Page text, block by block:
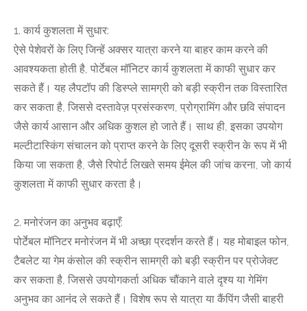
1. कार्य कुशलता में सुधार:
ऐसे पेशेवरों के लिए जिन्हें अक्सर यात्रा करने या बाहर काम करने की
आवश्यकता होती है, पोर्टेबल मॉनिटर कार्य कुशलता में काफी सुधार कर
सकते हैं। यह लैपटॉप की डिस्प्ले सामग्री को बड़ी स्क्रीन तक विस्तारित
कर सकता है, जिससे दस्तावेज़ प्रसंस्करण, प्रोग्रामिंग और छवि संपादन
जैसे कार्य आसान और अधिक कुशल हो जाते हैं। साथ ही, इसका उपयोग
मल्टीटास्किंग संचालन को प्राप्त करने के लिए दूसरी स्क्रीन के रूप में भी
किया जा सकता है, जैसे रिपोर्ट लिखते समय ईमेल की जांच करना, जो कार्य
कुशलता में काफी सुधार करता है।
2. मनोरंजन का अनुभव बढ़ाएँ:
पोर्टेबल मॉनिटर मनोरंजन में भी अच्छा प्रदर्शन करते हैं। यह मोबाइल फोन,
टैबलेट या गेम कंसोल की स्क्रीन सामग्री को बड़ी स्क्रीन पर प्रोजेक्ट
कर सकता है, जिससे उपयोगकर्ता अधिक चौंकाने वाले दृश्य या गेमिंग
अनुभव का आनंद ले सकते हैं। विशेष रूप से यात्रा या कैंपिंग जैसी बाहरी